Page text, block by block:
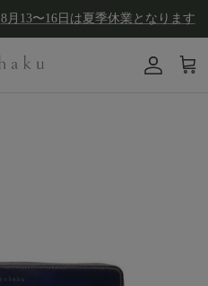
8月13〜16日は夏季休業となります
アカウン
カ